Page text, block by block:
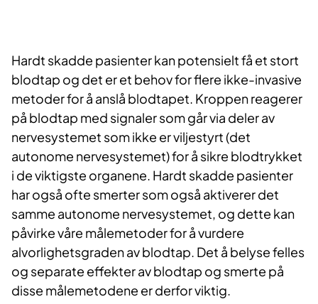
Hardt skadde pasienter kan potensielt få et stort
blodtap og det er et behov for flere ikke-invasive
metoder for å anslå blodtapet. Kroppen reagerer
på blodtap med signaler som går via deler av
nervesystemet som ikke er viljestyrt (det
autonome nervesystemet) for å sikre blodtrykket
i de viktigste organene. Hardt skadde pasienter
har også ofte smerter som også aktiverer det
samme autonome nervesystemet, og dette kan
påvirke våre målemetoder for å vurdere
alvorlighetsgraden av blodtap. Det å belyse felles
og separate effekter av blodtap og smerte på
disse målemetodene er derfor viktig.